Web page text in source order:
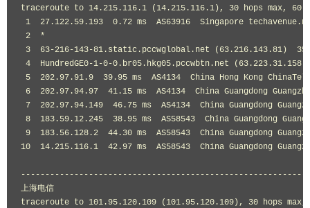
traceroute to 14.215 . 116.1 ( 14.215 . 116.1 ), 30 hops max, 60
1
27.122 . 59.193 0.72 ms  AS63916 Singapore techavenue .
2
*
3
63-216-143-81.static . pccwglobal . net ( 63.216 . 143.81 )
4
HundredGE0-1-0-0.br05.hkg05.pccwbtn . net ( 63.223 . 31.158
5
202.97 . 91.9 39.95 ms  AS4134 China Hong Kong
6
202.97 . 94.97 41.15 ms  AS4134 China Guangdong
7
202.97 . 94.149 46.75 ms  AS4134 China Guangdong
8
183.59 . 12.245 38.95 ms  AS58543 China Guangdong
9
183.56 . 128.2 44.30 ms  AS58543 China Guangdong
10
14.215 . 116.1 42.97 ms  AS58543 China Guangdong
上海电信
traceroute to 101.95 . 120.109 ( 101.95 . 120.109 ), 30 hops max